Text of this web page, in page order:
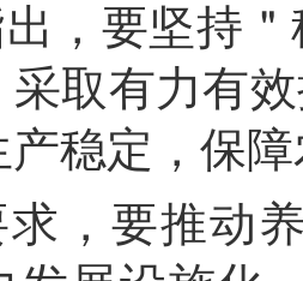
， 要坚持
采取有力有
稳定， 保
， 要推动